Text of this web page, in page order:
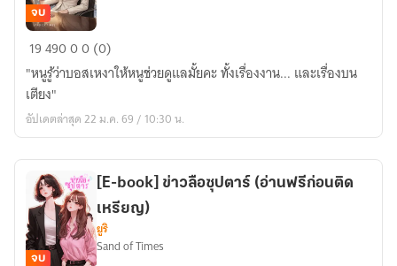
ผู้
ช่วย
คน
นี้
อ่อย
หน้าที่
จบ
1949000 (0)
"หนูรู้ว่าบอสเหงาให้หนูช่วยดูแลมั้ยคะ ทั้งเรื่องงาน... และเรื่องบน
เตียง"
อัปเดตล่าสุด 22 ม.ค. 69 / 10:30 น.
จบ
[E-book] ข่าวลือซุปตาร์ (อ่านฟรีก่อนติด
เหรียญ)
ยูริ
Sand of Times